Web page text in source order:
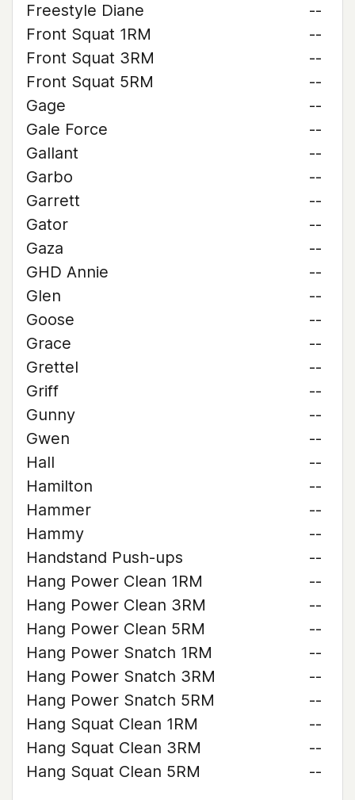
Freestyle Diane
--
Front Squat 1RM
--
Front Squat 3RM
--
Front Squat 5RM
--
Gage
--
Gale Force
--
Gallant
--
Garbo
--
Garrett
--
Gator
--
Gaza
--
GHD Annie
--
Glen
--
Goose
--
Grace
--
Grettel
--
Griff
--
Gunny
--
Gwen
--
Hall
--
Hamilton
--
Hammer
--
Hammy
--
Handstand Push-ups
--
Hang Power Clean 1RM
--
Hang Power Clean 3RM
--
Hang Power Clean 5RM
--
Hang Power Snatch 1RM
--
Hang Power Snatch 3RM
--
Hang Power Snatch 5RM
--
Hang Squat Clean 1RM
--
Hang Squat Clean 3RM
--
Hang Squat Clean 5RM
--